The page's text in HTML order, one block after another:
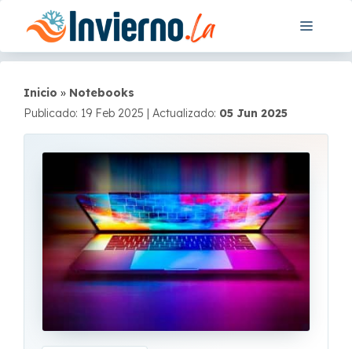
contenido
Menú
Inicio » Notebooks
Publicado: 19 Feb 2025 | Actualizado: 05 Jun 2025